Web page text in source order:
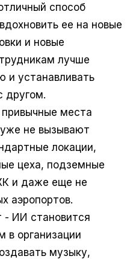
способ
ее на новые
и новые
лучше
и устанавливать
другом.
места
не вызывают
локации,
цеха, подземные
и даже еще не
аэропортов.
- ИИ становится
организации
музыку,